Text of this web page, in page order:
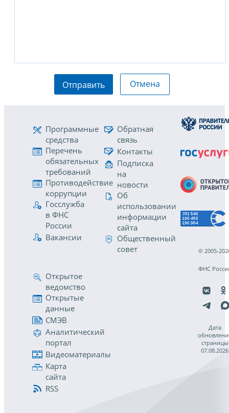
Отправить Отмена
Программные
средства
Перечень
обязательных
требований
Противодействие
коррупции
Госслужба
в ФНС
России
Вакансии
Обратная
связь
Контакты
Подписка
на
новости
Об
использовании
информации
сайта
Общественный
совет
Открытое
ведомство
Открытые
данные
СМЭВ
Аналитический
портал
Видеоматериалы
Карта
сайта
RSS
© 2005-
ФНС
Дата
страницы
07.08.2026